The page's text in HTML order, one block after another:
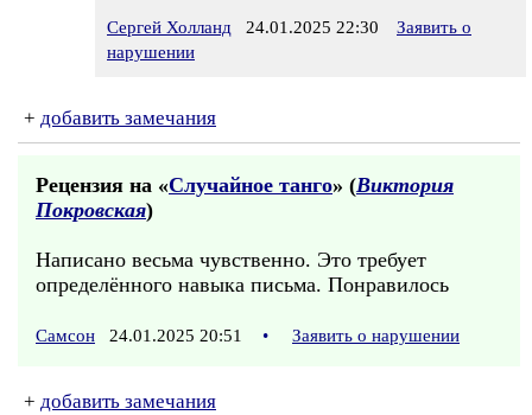
Сергей Холланд 24.01.2025 22:30
Заявить о
нарушении
+ добавить замечания
Рецензия на «Случайное танго» (Виктория
Покровская)
Написано весьма чувственно. Это требует
определённого навыка письма. Понравилось
Самсон 24.01.2025 20:51 • Заявить о нарушении
+ добавить замечания